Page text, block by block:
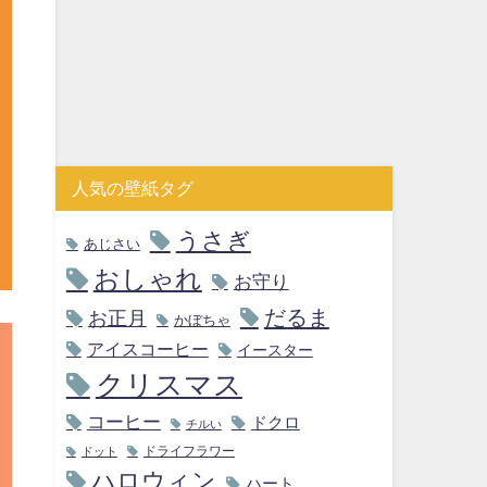
人気の壁紙タグ
あじさい うさぎ
おしゃれ お守り
お正月 かぼちゃ だるま
アイスコーヒー イースター
クリスマス
コーヒー チルい ドクロ
ドット ドライフラワー
ハロウィン ハート